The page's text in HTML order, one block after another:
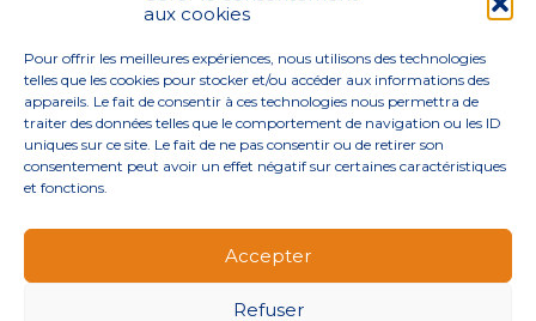
aux cookies
Pour offrir les meilleures expériences, nous utilisons des technologies
telles que les cookies pour stocker et/ou accéder aux informations des
appareils. Le fait de consentir à ces technologies nous permettra de
traiter des données telles que le comportement de navigation ou les ID
uniques sur ce site. Le fait de ne pas consentir ou de retirer son
consentement peut avoir un effet négatif sur certaines caractéristiques
et fonctions.
Accepter
Refuser
Appareils reconditionnés : annulation de la
Contrôle de la qualité de l’air dans les ERP
Industriels : le point sur les dernières évolutions
réglementaires
Footer QUI SOMMES-NOUS ?
NOS SOLUTIONS
ACTUALITÉS CONTACT